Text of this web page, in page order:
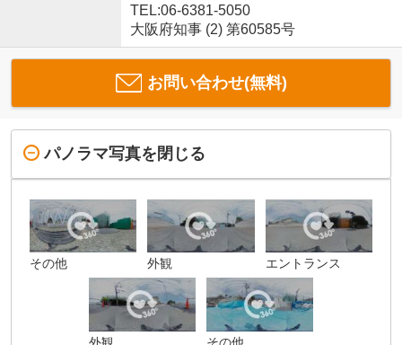
TEL:06-6381-5050
大阪府知事 (2) 第60585号
お問い合わせ(無料)
パノラマ写真を閉じる
その他 外観 エントランス